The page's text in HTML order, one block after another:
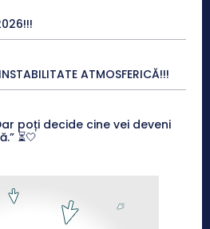
ATMOSFERICĂ!!!
poți decide cine vei deveni
⏳🤍